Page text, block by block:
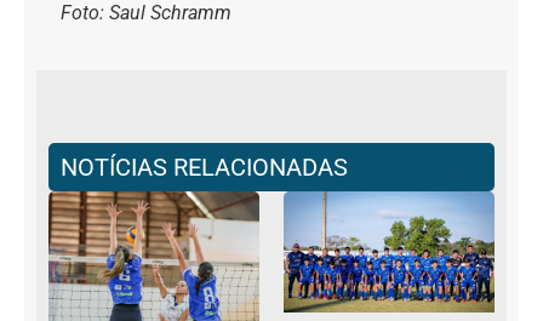
Foto: Saul Schramm
NOTÍCIAS RELACIONADAS